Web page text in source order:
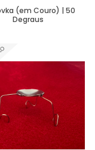
(em Couro) | 50
Degraus